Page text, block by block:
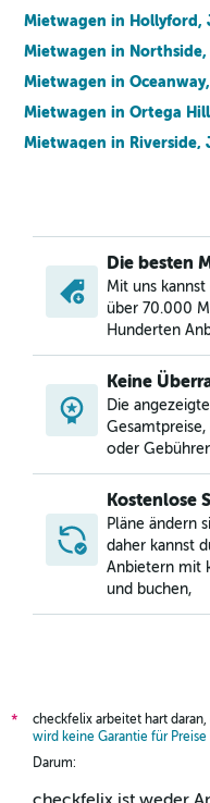
Mietwagen in Hollyford,
Mietwagen in
Mietwagen in
Mietwagen in Ortega
Mietwagen in Riverside,
Mietwagen in Westside,
Die besten
Mit uns
über 70.000
Hunderten
Keine
Die
oder
Kostenlose
Pläne ändern
daher kannst
Anbietern mit
und buchen,
*
checkfelix arbeitet hart
wird keine Garantie für
Darum: